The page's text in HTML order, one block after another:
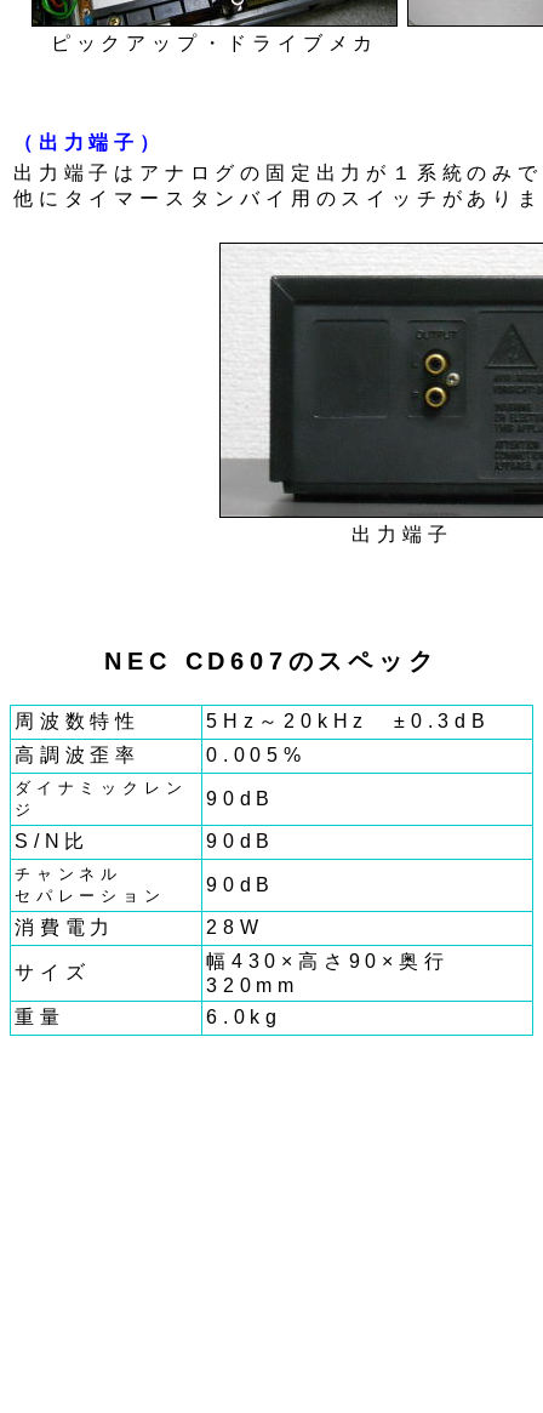
ピックアップ・ドライブメカ
（出力端子）
出力端子はアナログの固定出力が１系統のみ
他にタイマースタンバイ用のスイッチがあり
出力端子
NEC CD607のスペック
周波数特性
5Hz～20kHz ±0.3dB
高調波歪率
0.005%
ダイナミックレン
ジ
90dB
S/N比 90dB
チャンネル
セパレーション
90dB
消費電力 28W
サイズ
幅430×高さ90×奥行
320mm
重量
6.0kg